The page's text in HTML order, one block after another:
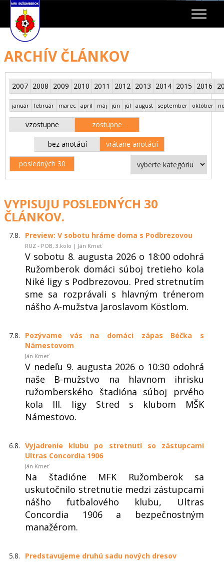
Toggle
ARCHÍV ČLÁNKOV
2007 2008 2009 2010 2011 2012 2013 2014 2015 2016
január február marec apríl máj jún júl august september október
vzostupne zostupne
bez anotácií vrátane anotácií
posledných 30
VYPISUJU POSLEDNÝCH 30
ČLÁNKOV.
7.8. Preview: V sobotu hráme doma s Podbrezovou
RUZ - POB, 3.kolo | Ján Kmeť
V sobotu 8. augusta 2026 o 18:00 odohrá
Ružomberok domáci súboj tretieho kola
Niké ligy s Podbrezovou. Pred stretnutím
sme sa rozprávali s hlavným trénerom
nášho A-mužstva Jaroslavom Köstlom.
7.8.
Pozývame vás na domáci zápas Béčka s
Námestovom
Ján Kmeť
V nedeľu 9. augusta 2026 o 10:30 odohrá
naše B-mužstvo na hlavnom ihrisku
ružomberského štadióna súboj prvého
kola III. ligy Stred s klubom MŠK
Námestovo.
6.8. Vyjadrenie klubu po stretnutí so zástupcami
Ultras Concordia 1906
Ján Kmeť
Na štadióne MFK Ružomberok sa
uskutočnilo stretnutie medzi zástupcami
nášho futbalového klubu, Ultras
Concordia 1906 a bezpečnostným
manažérom.
5.8. Predstavujeme druhú sadu nových dresov